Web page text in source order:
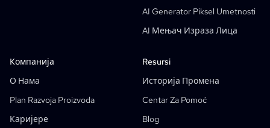
AI Generator Piksel Umetnosti
AI Мењач Израза Лица
Компанија
О Нама
Plan Razvoja Proizvoda
Каријере
Resursi
Историја Промена
Centar Za Pomoć
Blog
Camera Angle Control
AI Background Generator
AI Image Style Transfer
AI Pose Generator